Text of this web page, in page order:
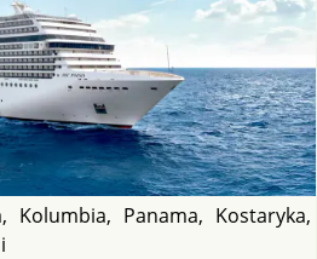
Kolumbia, Panama, Kostaryka,